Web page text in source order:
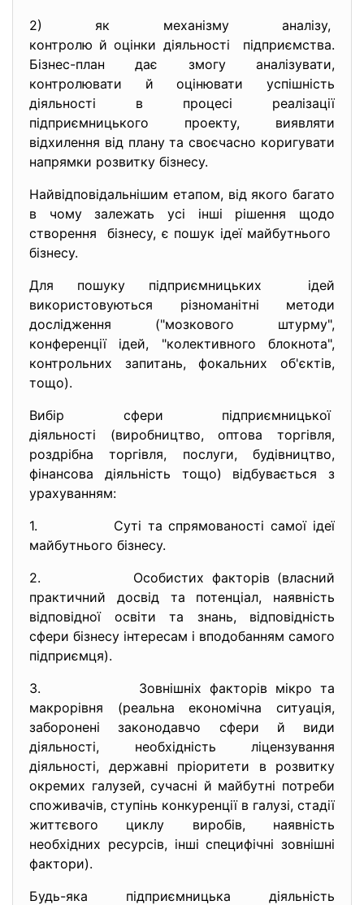
2) як механізму аналізу,
контролю й оцінки діяльності підприємства.
Бізнес-план дає змогу аналізувати,
контролювати й оцінювати успішність
діяльності в процесі реалізації
підприємницького проекту, виявляти
відхилення від плану та своєчасно коригувати
напрямки розвитку бізнесу.
Найвідповідальнішим етапом, від якого багато
в чому залежать усі інші рішення щодо
створення бізнесу, є пошук ідеї майбутнього
бізнесу.
Для пошуку підприємницьких ідей
використовуються різноманітні методи
дослідження ("мозкового штурму",
конференції ідей, "колективного блокнота",
контрольних запитань, фокальних об'єктів,
тощо).
Вибір сфери підприємницької
діяльності (виробництво, оптова торгівля,
роздрібна торгівля, послуги, будівництво,
фінансова діяльність тощо) відбувається з
урахуванням:
1. Суті та спрямованості самої ідеї
майбутнього бізнесу.
2. Особистих факторів (власний
практичний досвід та потенціал, наявність
відповідної освіти та знань, відповідність
сфери бізнесу інтересам і вподобанням самого
підприємця).
3. Зовнішніх факторів мікро та
макрорівня (реальна економічна ситуація,
заборонені законодавчо сфери й види
діяльності, необхідність ліцензування
діяльності, державні пріоритети в розвитку
окремих галузей, сучасні й майбутні потреби
споживачів, ступінь конкуренції в галузі, стадії
життєвого циклу виробів, наявність
необхідних ресурсів, інші специфічні зовнішні
фактори).
Будь-яка підприємницька діяльність